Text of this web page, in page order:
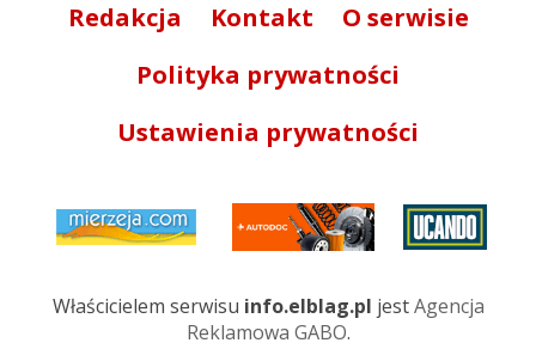
Redakcja Kontakt
O serwisie
Polityka prywatności
Ustawienia prywatności
Właścicielem serwisu info.elblag.pl jestAgencja
Reklamowa GABO.